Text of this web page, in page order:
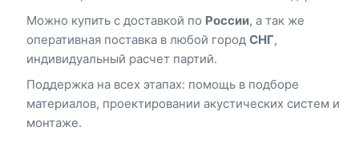
Можно купить с доставкой по России, а так же
оперативная поставка в любой город СНГ,
индивидуальный расчет партий.
Поддержка на всех этапах: помощь в подборе
материалов, проектировании акустических систем и
монтаже.